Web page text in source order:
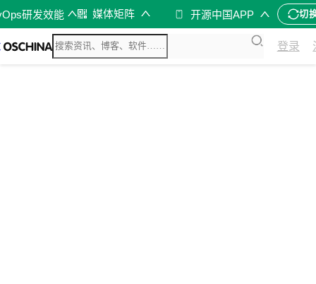
研发效能 媒体矩阵 开源中国APP 切
登录